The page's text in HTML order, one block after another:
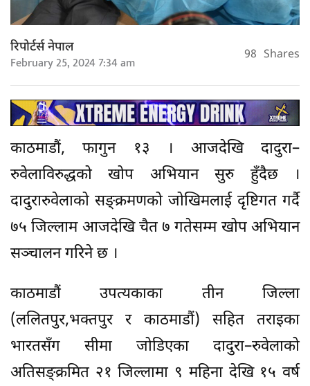
रिपोर्टर्स नेपाल
February 25, 2024 7:34 am 98 Shares
काठमाडौं, फागुन १३ । आजदेखि दादुरा–
रुवेलाविरुद्धको खोप अभियान सुरु हुँदैछ ।
दादुरारुवेलाको सङ्क्रमणको जोखिमलाई दृष्टिगत गर्दै
७५ जिल्लाम आजदेखि चैत ७ गतेसम्म खोप अभियान
सञ्चालन गरिने छ ।
काठमाडौं उपत्यकाका तीन जिल्ला
(ललितपुर,भक्तपुर र काठमाडौं) सहित तराइका
भारतसँग सीमा जोडिएका दादुरा–रुवेलाको
अतिसङ्क्रमित २१ जिल्लामा ९ महिना देखि १५ वर्ष